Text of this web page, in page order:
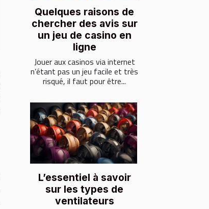
Quelques raisons de
chercher des avis sur
un jeu de casino en
ligne
Jouer aux casinos via internet
n’étant pas un jeu facile et très
risqué, il faut pour être...
L’essentiel à savoir
sur les types de
ventilateurs